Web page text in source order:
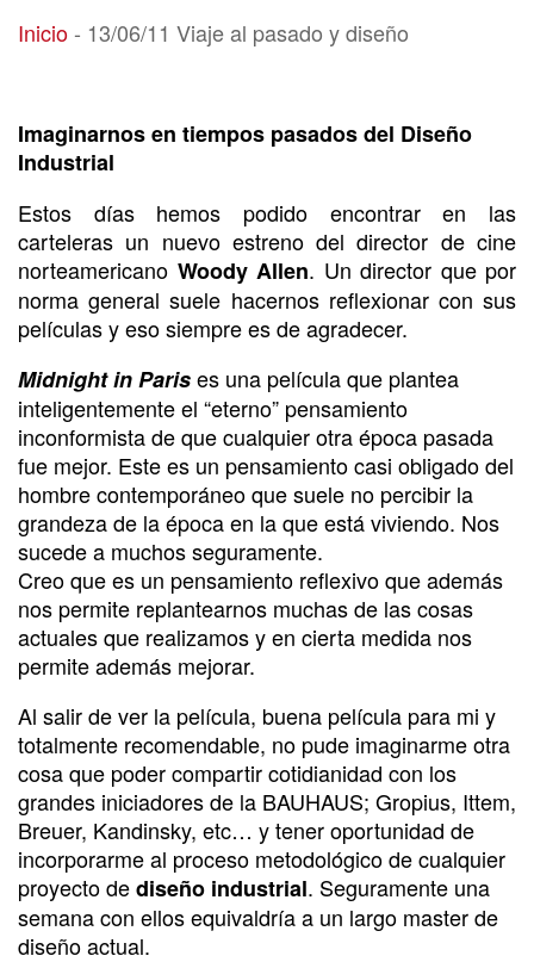
13/06/11 Viaje al pasado y diseño
Inicio- 13/06/11 Viaje al pasado y diseño
Imaginarnos en tiempos pasados del Diseño
Industrial
Estos días hemos podido encontrar en las
carteleras un nuevo estreno del director de cine
norteamericano Woody Allen. Un director que por
norma general suele hacernos reflexionar con sus
películas y eso siempre es de agradecer.
Midnight in Parises una película que plantea
inteligentemente el “eterno” pensamiento
inconformista de que cualquier otra época pasada
fue mejor. Este es un pensamiento casi obligado del
hombre contemporáneo que suele no percibir la
grandeza de la época en la que está viviendo. Nos
sucede a muchos seguramente.
Creo que es un pensamiento reflexivo que además
nos permite replantearnos muchas de las cosas
actuales que realizamos y en cierta medida nos
permite además mejorar.
Al salir de ver la película, buena película para mi y
totalmente recomendable, no pude imaginarme otra
cosa que poder compartir cotidianidad con los
grandes iniciadores de la BAUHAUS; Gropius, Ittem,
Breuer, Kandinsky, etc… y tener oportunidad de
incorporarme al proceso metodológico de cualquier
proyecto dediseño industrial. Seguramente una
semana con ellos equivaldría a un largo master de
diseño actual.